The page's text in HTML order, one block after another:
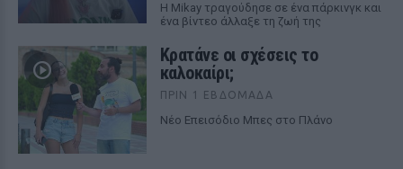
Η Mikay τραγούδησε σε ένα πάρκινγκ και
ένα βίντεο άλλαξε τη ζωή της
Κρατάνε οι σχέσεις το
καλοκαίρι;
ΠΡΙΝ 1 ΕΒΔΟΜΆΔΑ
Νέο Επεισόδιο Μπες στο Πλάνο